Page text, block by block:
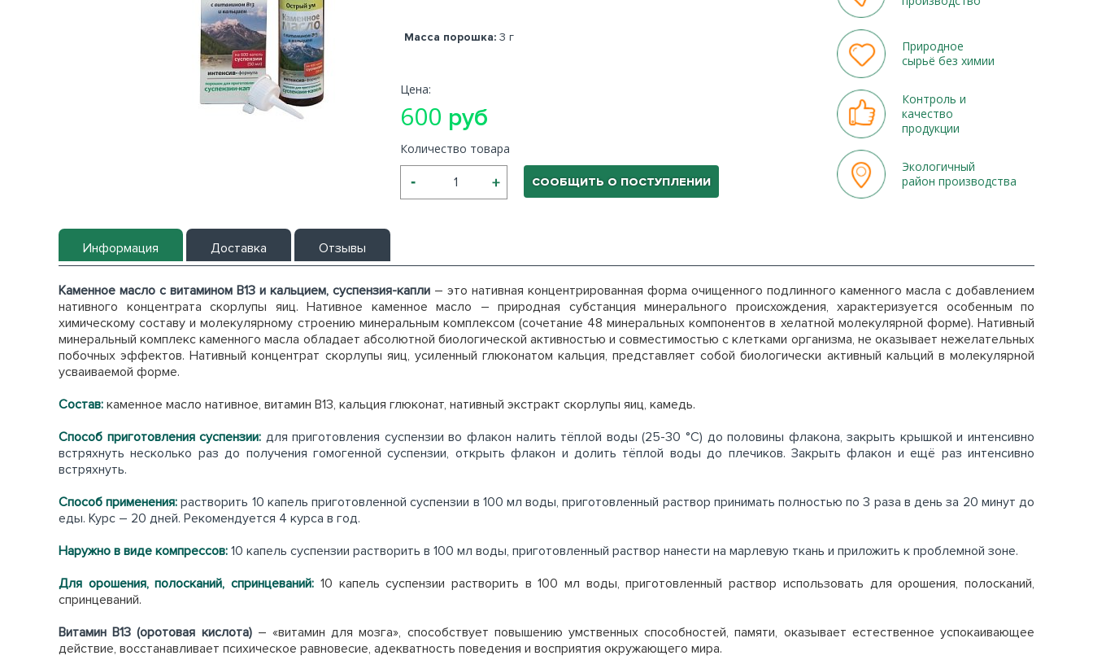
Масса порошка: 3 г
Цена:
600 руб
Количество товара
СООБЩИТЬ О ПОСТУПЛЕНИИ
Природное
сырьё без химии
Контроль и
качество
продукции
Экологичный
район производства
Информация Доставка Отзывы
Каменное масло с витамином В13 и кальцием, суспензия-капли – это нативная концентрированная форма очищенного подлинного каменного масла с добавлением
нативного концентрата скорлупы яиц. Нативное каменное масло – природная субстанция минерального происхождения, характеризуется особенным по
химическому составу и молекулярному строению минеральным комплексом (сочетание 48 минеральных компонентов в хелатной молекулярной форме). Нативный
минеральный комплекс каменного масла обладает абсолютной биологической активностью и совместимостью с клетками организма, не оказывает нежелательных
побочных эффектов. Нативный концентрат скорлупы яиц, усиленный глюконатом кальция, представляет собой биологически активный кальций в молекулярной
усваиваемой форме.
Состав: каменное масло нативное, витамин В13, кальция глюконат, нативный экстракт скорлупы яиц, камедь.
Способ приготовления суспензии: для приготовления суспензии во флакон налить тёплой воды (25-30 °С) до половины флакона, закрыть крышкой и интенсивно
встряхнуть несколько раз до получения гомогенной суспензии, открыть флакон и долить тёплой воды до плечиков. Закрыть флакон и ещё раз интенсивно
встряхнуть.
Способ применения: растворить 10 капель приготовленной суспензии в 100 мл воды, приготовленный раствор принимать полностью по 3 раза в день за 20 минут до
еды. Курс – 20 дней. Рекомендуется 4 курса в год.
Наружно в виде компрессов: 10 капель суспензии растворить в 100 мл воды, приготовленный раствор нанести на марлевую ткань и приложить к проблемной зоне.
Для орошения, полосканий, спринцеваний: 10 капель суспензии растворить в 100 мл воды, приготовленный раствор использовать для орошения, полосканий,
спринцеваний.
Витамин В13 (оротовая кислота)– «витамин для мозга», способствует повышению умственных способностей, памяти, оказывает естественное успокаивающее
действие, восстанавливает психическое равновесие, адекватность поведения и восприятия окружающего мира.